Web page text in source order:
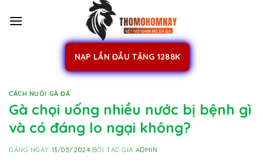
NẠP LẦN ĐẦU TẶNG 1288K
CÁCH NUÔI GÀ ĐÁ
Gà chọi uống nhiều nước bị bệnh gì
và có đáng lo ngại không?
ĐĂNG NGÀY 13/05/2024 BỞI TÁC GIẢ ADMIN